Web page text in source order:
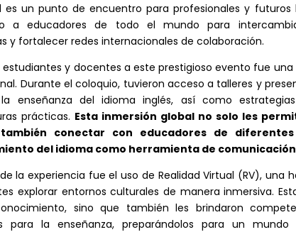
es un punto de encuentro para profesionales y futuros
a educadores de todo el mundo para
y fortalecer redes internacionales de colaboración.
estudiantes y docentes a este prestigioso evento fue
Durante el coloquio, tuvieron acceso a talleres y
enseñanza del idioma inglés, así como
prácticas. Esta inmersión global no solo les
conectar con educadores de
del idioma como herramienta de
la experiencia fue el uso de Realidad Virtual (RV), una
explorar entornos culturales de manera inmersiva.
sino que también les brindaron
para la enseñanza, preparándolos para un